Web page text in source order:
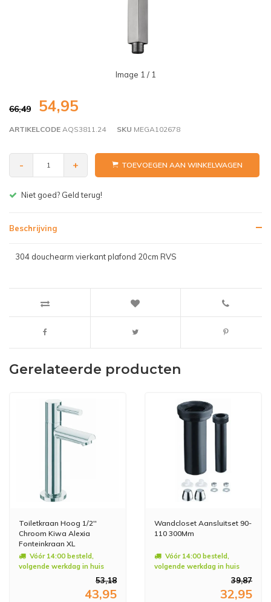
Image 1 / 1
66,49 54,95
ARTIKELCODE AQS3811.24 SKU MEGA102678
- + TOEVOEGEN AAN WINKELWAGEN
Gratis bezorgen v.a. € 150,- (NL)
Beschrijving
304 douchearm vierkant plafond 20cm RVS
Gerelateerde producten
Toiletkraan Hoog 1/2''
Chroom Kiwa Alexia
Fonteinkraan XL
Vóór 14:00 besteld,
volgende werkdag in huis
53,18
43,95
Wandcloset Aansluitset 90-
110 300Mm
Vóór 14:00 besteld,
volgende werkdag in huis
39,87
32,95